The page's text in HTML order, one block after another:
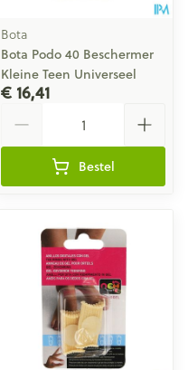
Bota
Bota Podo 40 Beschermer
Kleine Teen Universeel
€ 16,41
Bestel